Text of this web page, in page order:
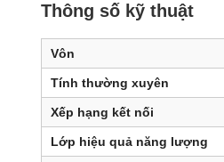
Thông số kỹ thuật
Vôn
Tính thường xuyên
Xếp hạng kết nối
Lớp hiệu quả năng lượng